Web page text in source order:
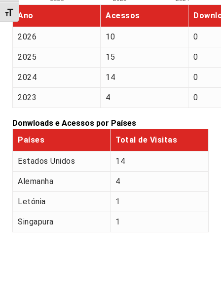
Alternar tamanho da fonte
Ano Acessos
2026 10 0
2025 15 0
2024 14 0
2023 4 0
Donwloads e Acessos por Países
Países
Total de Visitas
Estados Unidos 14
Alemanha 4
Letónia 1
Singapura 1